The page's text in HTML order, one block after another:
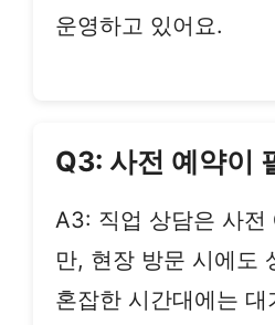
운영하고 있어요.
Q3: 사전 예약이
A3: 직업 상담은 사전
만, 현장 방문 시에도
혼잡한 시간대에는